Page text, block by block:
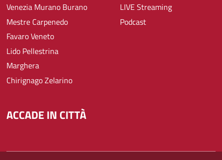
Venezia Murano Burano
Mestre Carpenedo
Favaro Veneto
Lido Pellestrina
Marghera
Chirignago Zelarino
LIVE Streaming
Podcast
ACCADE IN CITTÀ